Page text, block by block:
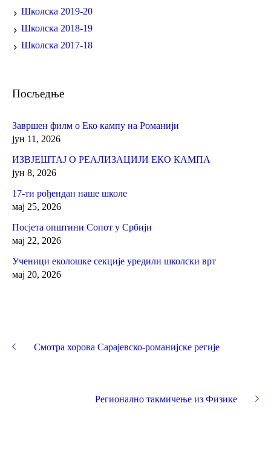
Школска 2019-20
Школска 2018-19
Школска 2017-18
Посљедње
Завршен филм о Еко кампу на Романији
јун 11, 2026
ИЗВЈЕШТАЈ О РЕАЛИЗАЦИЈИ ЕКО КАМПА
јун 8, 2026
17-ти рођендан наше школе
мај 25, 2026
Посјета општини Сопот у Србији
мај 22, 2026
Ученици еколошке секције уредили школски врт
мај 20, 2026
Смотра хорова Сарајевско-романијске регије
Регионално такмичење из Физике